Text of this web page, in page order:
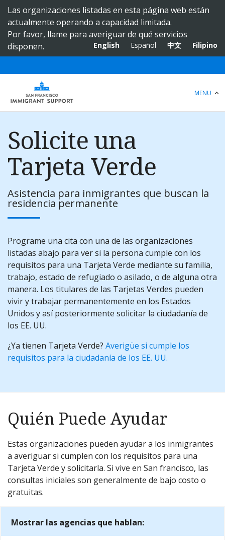
t
n
Las organizaciones listadas en esta página web están
actualmente operando a capacidad limitada.
Por favor, llame para averiguar de qué servicios
disponen.
English Español 中文 Filipino
MENU
Solicite una
Tarjeta Verde
Asistencia para inmigrantes que buscan la
residencia permanente
Programe una cita con una de las organizaciones
listadas abajo para ver si la persona cumple con los
requisitos para una Tarjeta Verde mediante su familia,
trabajo, estado de refugiado o asilado, o de alguna otra
manera. Los titulares de las Tarjetas Verdes pueden
vivir y trabajar permanentemente en los Estados
Unidos y así posteriormente solicitar la ciudadanía de
los EE. UU.
¿Ya tienen Tarjeta Verde? Averigüe si cumple los
requisitos para la ciudadanía de los EE. UU.
Quién Puede Ayudar
Estas organizaciones pueden ayudar a los inmigrantes
a averiguar si cumplen con los requisitos para una
Tarjeta Verde y solicitarla. Si vive en San francisco, las
consultas iniciales son generalmente de bajo costo o
gratuitas.
Mostrar las agencias que hablan: